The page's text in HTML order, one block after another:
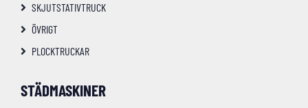
SKJUTSTATIVTRUCK
ÖVRIGT
PLOCKTRUCKAR
STÄDMASKINER